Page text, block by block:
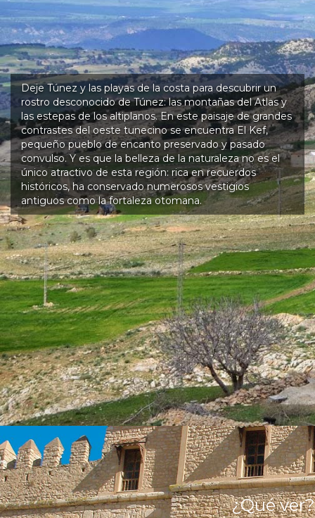
Deje Túnez y las playas de la costa para descubrir un
rostro desconocido de Túnez: las montañas del Atlas y
las estepas de los altiplanos. En este paisaje de grandes
contrastes del oeste tunecino se encuentra El Kef,
pequeño pueblo de encanto preservado y pasado
convulso. Y es que la belleza de la naturaleza no es el
único atractivo de esta región: rica en recuerdos
históricos, ha conservado numerosos vestigios
antiguos como la fortaleza otomana.
¿Qué ver?